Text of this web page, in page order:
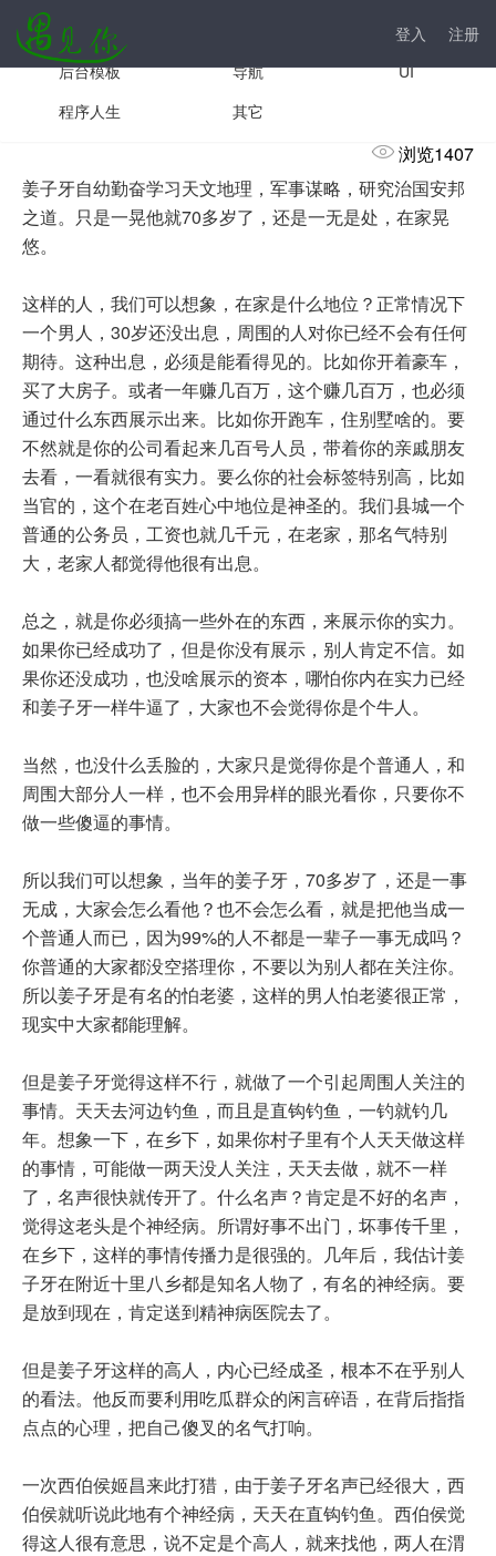
登入 注册
手机模板
前台模板
后台模板
导航
UI
程序人生
其它
大隐隐于市
浏览1407
姜子牙自幼勤奋学习天文地理，军事谋略，研究治国安邦
之道。只是一晃他就70多岁了，还是一无是处，在家晃
悠。
这样的人，我们可以想象，在家是什么地位？正常情况下
一个男人，30岁还没出息，周围的人对你已经不会有任何
期待。这种出息，必须是能看得见的。比如你开着豪车，
买了大房子。或者一年赚几百万，这个赚几百万，也必须
通过什么东西展示出来。比如你开跑车，住别墅啥的。要
不然就是你的公司看起来几百号人员，带着你的亲戚朋友
去看，一看就很有实力。要么你的社会标签特别高，比如
当官的，这个在老百姓心中地位是神圣的。我们县城一个
普通的公务员，工资也就几千元，在老家，那名气特别
大，老家人都觉得他很有出息。
总之，就是你必须搞一些外在的东西，来展示你的实力。
如果你已经成功了，但是你没有展示，别人肯定不信。如
果你还没成功，也没啥展示的资本，哪怕你内在实力已经
和姜子牙一样牛逼了，大家也不会觉得你是个牛人。
当然，也没什么丢脸的，大家只是觉得你是个普通人，和
周围大部分人一样，也不会用异样的眼光看你，只要你不
做一些傻逼的事情。
所以我们可以想象，当年的姜子牙，70多岁了，还是一事
无成，大家会怎么看他？也不会怎么看，就是把他当成一
个普通人而已，因为99%的人不都是一辈子一事无成吗？
你普通的大家都没空搭理你，不要以为别人都在关注你。
所以姜子牙是有名的怕老婆，这样的男人怕老婆很正常，
现实中大家都能理解。
但是姜子牙觉得这样不行，就做了一个引起周围人关注的
事情。天天去河边钓鱼，而且是直钩钓鱼，一钓就钓几
年。想象一下，在乡下，如果你村子里有个人天天做这样
的事情，可能做一两天没人关注，天天去做，就不一样
了，名声很快就传开了。什么名声？肯定是不好的名声，
觉得这老头是个神经病。所谓好事不出门，坏事传千里，
在乡下，这样的事情传播力是很强的。几年后，我估计姜
子牙在附近十里八乡都是知名人物了，有名的神经病。要
是放到现在，肯定送到精神病医院去了。
但是姜子牙这样的高人，内心已经成圣，根本不在乎别人
的看法。他反而要利用吃瓜群众的闲言碎语，在背后指指
点点的心理，把自己傻叉的名气打响。
一次西伯侯姬昌来此打猎，由于姜子牙名声已经很大，西
伯侯就听说此地有个神经病，天天在直钩钓鱼。西伯侯觉
得这人很有意思，说不定是个高人，就来找他，两人在渭